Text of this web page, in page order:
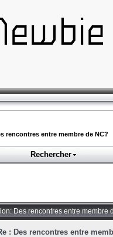
rencontres entre membre de NC?
Rechercher
Des rencontres entre membre
: Des rencontres entre